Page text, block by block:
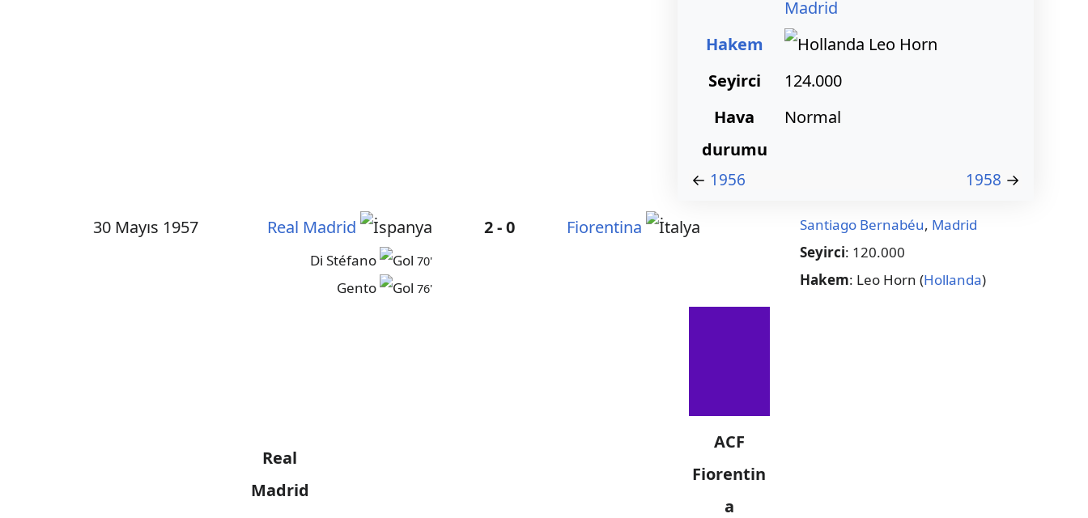
Madrid
Hakem
Leo Horn
Seyirci
124.000
Hava
durumu
Normal
← 1956 1958 →
30 Mayıs 1957 Real Madrid 2 - 0 Fiorentina
Di Stéfano 70'
Gento 76'
Santiago Bernabéu, Madrid
Seyirci: 120.000
Hakem: Leo Horn (Hollanda)
Real
Madrid
ACF
Fiorentin
a